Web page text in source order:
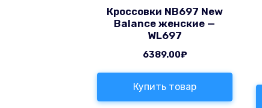
Кроссовки NB697 New
Balance женские —
WL697
6389.00₽
Купить товар